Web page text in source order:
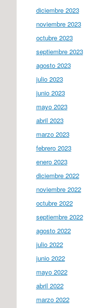
diciembre 2023
noviembre 2023
octubre 2023
septiembre 2023
agosto 2023
julio 2023
junio 2023
mayo 2023
abril 2023
marzo 2023
febrero 2023
enero 2023
diciembre 2022
noviembre 2022
octubre 2022
septiembre 2022
agosto 2022
julio 2022
junio 2022
mayo 2022
abril 2022
marzo 2022